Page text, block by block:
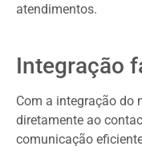
atendimentos.
Integração
Com a integração do
diretamente ao
comunicação